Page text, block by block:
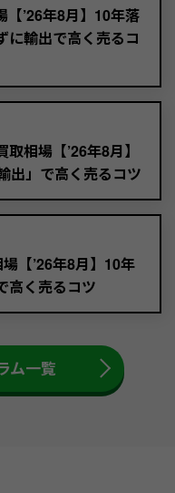
【’26年8月】10年落
に輸出で高く売るコ
相場【’26年8月】
出」で高く売るコツ
【’26年8月】10年
高く売るコツ
ム一覧